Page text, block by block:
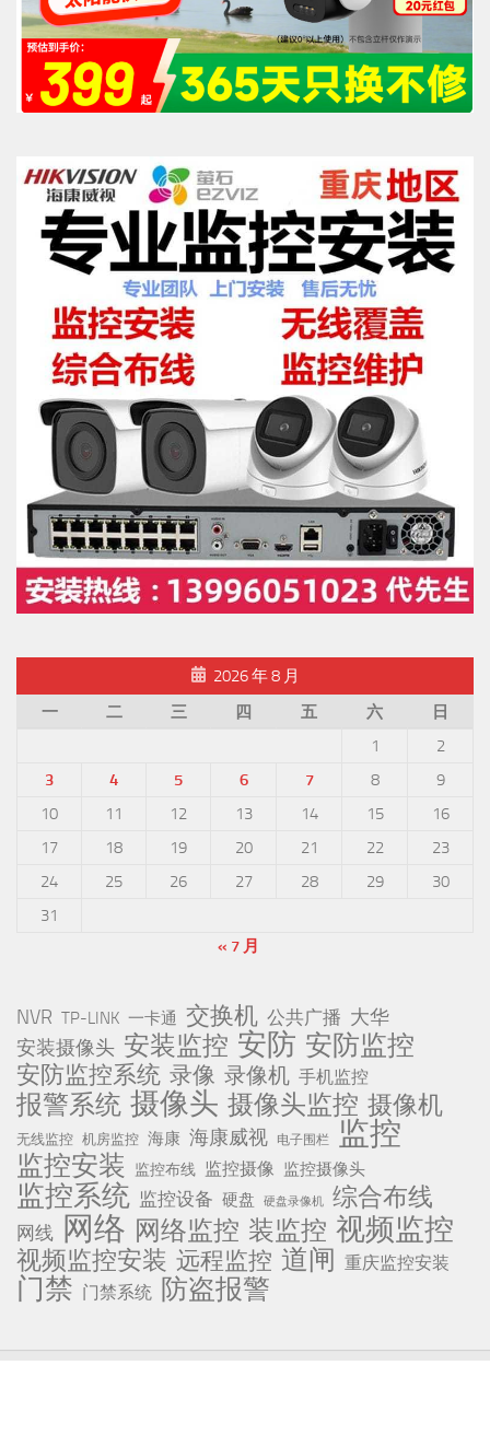
2026 年 8 月
一
二 三 四 五 六
日
1
2
3
4 5 6 7 8
9
10
11 12 13 14 15
16
17
18 19 20 21 22
23
24
25 26 27 28 29
30
31
« 7 月
NVR TP-LINK 一卡通 交换机 公共广播 大华
安装摄像头 安装监控 安防 安防监控
安防监控系统 录像 录像机 手机监控
报警系统 摄像头 摄像头监控 摄像机
无线监控 机房监控 海康 海康威视 电子围栏 监控
监控安装 监控布线 监控摄像 监控摄像头
监控系统 监控设备 硬盘 硬盘录像机 综合布线
网线 网络 网络监控 装监控 视频监控
视频监控安装 远程监控 道闸 重庆监控安装
门禁 门禁系统 防盗报警